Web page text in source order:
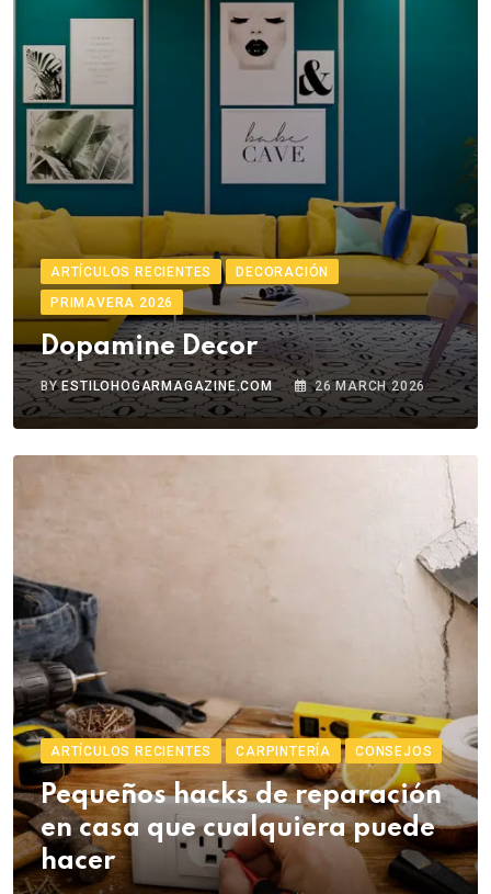
ARTÍCULOS RECIENTES
DECORACIÓN
PRIMAVERA 2026
Dopamine Decor
BY ESTILOHOGARMAGAZINE.COM 26 MARCH 2026
ARTÍCULOS RECIENTES CARPINTERÍA CONSEJOS
Pequeños hacks de reparación
en casa que cualquiera puede
hacer